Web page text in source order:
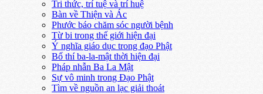
Tri thức, trí tuệ và trí huệ
Bàn về Thiện và Ác
Phước báo chăm sóc người bệnh
Từ bi trong thế giới hiện đại
Ý nghĩa giáo dục trong đạo Phật
Bố thí ba-la-mật thời hiện đại
Pháp nhẫn Ba La Mật
Sự vô minh trong Đạo Phật
Tìm về nguồn an lạc giải thoát